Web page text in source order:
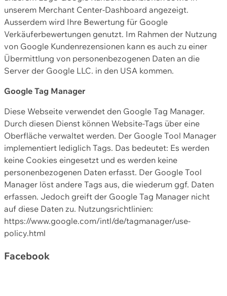
unserem Merchant Center-Dashboard angezeigt.
Ausserdem wird Ihre Bewertung für Google
Verkäuferbewertungen genutzt. Im Rahmen der Nutzung
von Google Kundenrezensionen kann es auch zu einer
Übermittlung von personenbezogenen Daten an die
Server der Google LLC. in den USA kommen.
Google Tag Manager
Diese Webseite verwendet den Google Tag Manager.
Durch diesen Dienst können Website-Tags über eine
Oberfläche verwaltet werden. Der Google Tool Manager
implementiert lediglich Tags. Das bedeutet: Es werden
keine Cookies eingesetzt und es werden keine
personenbezogenen Daten erfasst. Der Google Tool
Manager löst andere Tags aus, die wiederum ggf. Daten
erfassen. Jedoch greift der Google Tag Manager nicht
auf diese Daten zu. Nutzungsrichtlinien:
https://www.google.com/intl/de/tagmanager/use-
policy.html
Facebook